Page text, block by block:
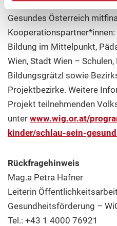
fortgesetzt. Das Projekt
Gesundes Österreich
Bildung im Mittelpunkt,
Wien, Stadt Wien –
Bildungsgrätzl sowie
Projektbezirke. Weitere
Projekt teilnehmenden
unter www.wig.or.at/
kinder/schlau-sein-
Rückfragehinweis
Mag.a Petra Hafner
Leiterin
Gesundheitsförderung –
Tel.: +43 1 4000 76921